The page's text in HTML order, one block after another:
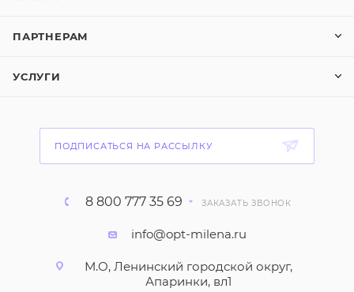
ПАРТНЕРАМ
УСЛУГИ
ПОДПИСАТЬСЯ НА РАССЫЛКУ
8 800 777 35 69 ЗАКАЗАТЬ ЗВОНОК
info@opt-milena.ru
М.О, Ленинский городской округ,
Апаринки, вл1